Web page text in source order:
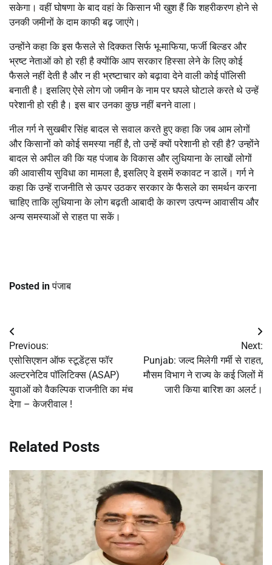
सकेगा। वहीं घोषणा के बाद वहां के किसान भी खुश हैं कि शहरीकरण होने से
उनकी जमीनों के दाम काफी बढ़ जाएंगे।
उन्होंने कहा कि इस फैसले से दिक्कत सिर्फ भू-माफिया, फर्जी बिल्डर और
भ्रष्ट नेताओं को हो रही है क्योंकि आप सरकार हिस्सा लेने के लिए कोई
फैसले नहीं देती है और न ही भ्रष्टाचार को बढ़ावा देने वाली कोई पॉलिसी
बनाती है। इसलिए ऐसे लोग जो जमीन के नाम पर घपले घोटाले करते थे उन्हें
परेशानी हो रही है। इस बार उनका कुछ नहीं बनने वाला।
नील गर्ग ने सुखबीर सिंह बादल से सवाल करते हुए कहा कि जब आम लोगों
और किसानों को कोई समस्या नहीं है, तो उन्हें क्यों परेशानी हो रही है? उन्होंने
बादल से अपील की कि यह पंजाब के विकास और लुधियाना के लाखों लोगों
की आवासीय सुविधा का मामला है, इसलिए वे इसमें रुकावट न डालें। गर्ग ने
कहा कि उन्हें राजनीति से ऊपर उठकर सरकार के फैसले का समर्थन करना
चाहिए ताकि लुधियाना के लोग बढ़ती आबादी के कारण उत्पन्न आवासीय और
अन्य समस्याओं से राहत पा सकें।
Posted inपंजाब
Post
navigation
Previous:
एसोसिएशन ऑफ स्टूडेंट्स फॉर
अल्टरनेटिव पॉलिटिक्स (ASAP)
युवाओं को वैकल्पिक राजनीति का मंच
देगा – केजरीवाल !
Next:
Punjab: जल्द मिलेगी गर्मी से राहत,
मौसम विभाग ने राज्य के कई जिलों में
जारी किया बारिश का अलर्ट।
Related Posts